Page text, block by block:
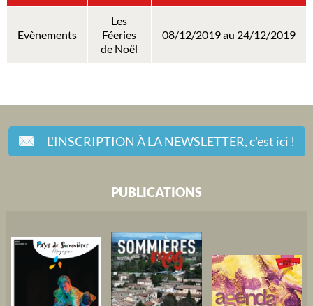
Evènements
Les
Féeries
de Noël
08/12/2019 au 24/12/2019
L'INSCRIPTION À LA NEWSLETTER,c'est ici !
PUBLICATIONS